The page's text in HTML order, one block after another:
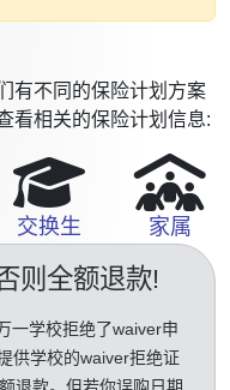
有不同的保险计划方案
看相关的保险计划信息:
交换生 家属
则全额退款!
一学校拒绝了waiver申
供学校的waiver拒绝证